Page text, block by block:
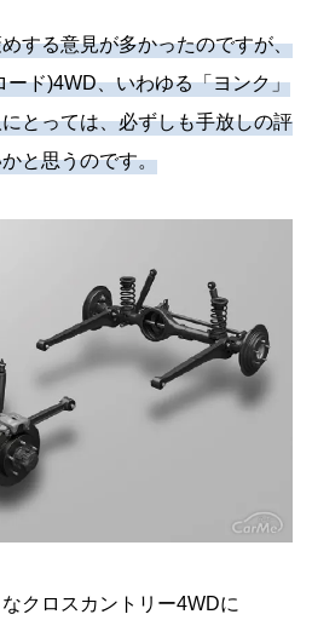
する意見が多かったのですが、
ード)4WD、いわゆる「ヨンク」
とっては、必ずしも手放しの評
と思うのです。
クロスカントリー4WDに